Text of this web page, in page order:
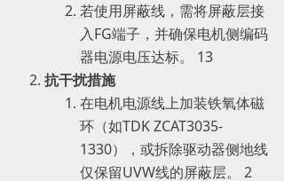
若使用屏蔽线，需将屏蔽层接
入FG端子，并确保电机侧编码
器电源电压达标。 ‌13
抗干扰措施
在电机电源线上加装铁氧体磁
环（如TDK ZCAT3035-
1330），或拆除驱动器侧地线
仅保留UVW线的屏蔽层。 ‌2